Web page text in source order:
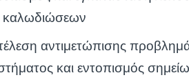
καλωδιώσεων
αντιμετώπισης
και εντοπισμός